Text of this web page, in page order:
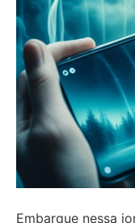
Embarque nessa